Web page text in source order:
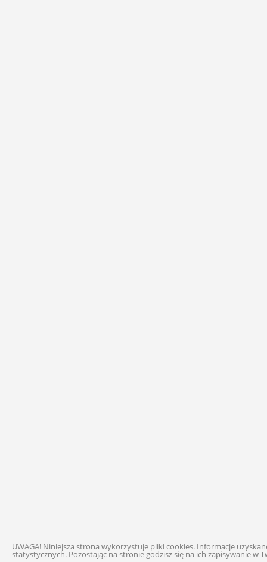
UWAGA! Niniejsza strona wykorzystuje pliki cookies. Informacje
statystycznych. Pozostając na stronie godzisz się na ich zapisywanie w